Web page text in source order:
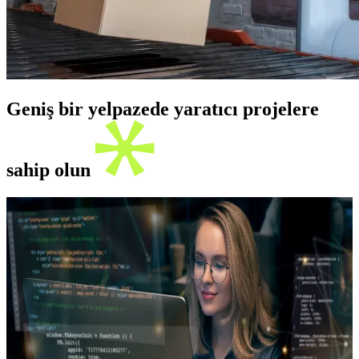
Geniş bir yelpazede yaratıcı projelere
sahip olun